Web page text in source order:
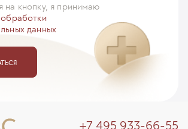
на кнопку, я принимаю
обработки
данных
+7 495 933-66-55